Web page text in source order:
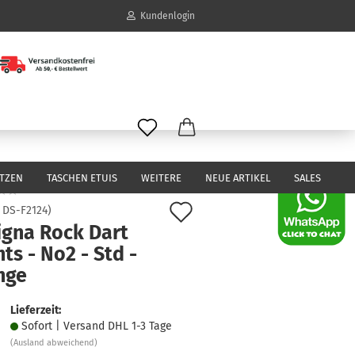
Kundenlogin
vergessen?
TASCHEN ETUIS NEUE ARTIKEL SALES
WEITERE
DS-F2124)
Rock Dart
- No2 - Std -
Lieferzeit:
Sofort | Versand DHL 1-3 Tage
(Ausland abweichend)